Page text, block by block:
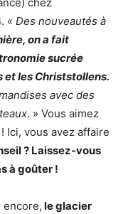
chez
« Des nouveautés à
on a fait
sucrée
et les Christstollens.
avec des
. » Vous aimez
Ici, vous avez affaire
? Laissez-vous
à goûter !
encore, le glacier